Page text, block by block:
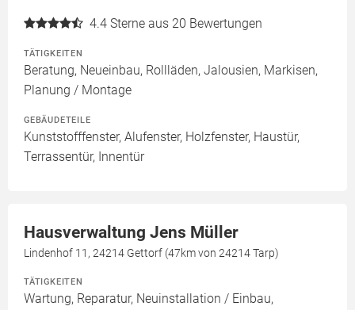
4.4 Sterne aus 20 Bewertungen
TÄTIGKEITEN
Beratung, Neueinbau, Rollläden, Jalousien, Markisen,
Planung / Montage
GEBÄUDETEILE
Kunststofffenster, Alufenster, Holzfenster, Haustür,
Terrassentür, Innentür
Hausverwaltung Jens Müller
Lindenhof 11, 24214 Gettorf (47km von 24214 Tarp)
TÄTIGKEITEN
Wartung, Reparatur, Neuinstallation / Einbau,